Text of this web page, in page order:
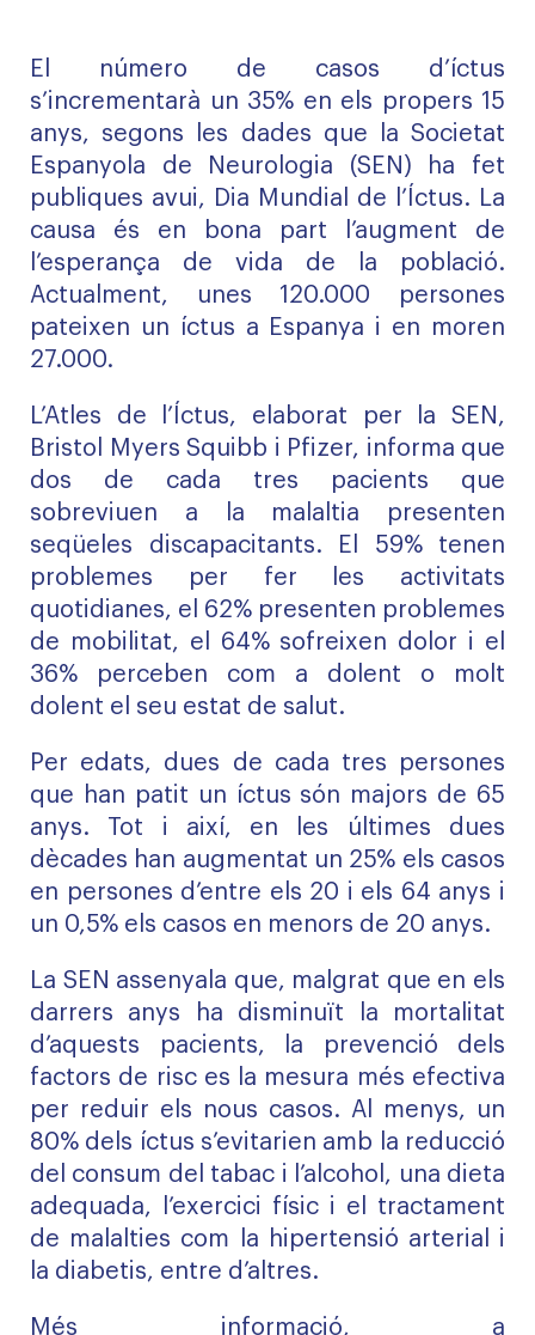
El número de casos d’íctus
s’incrementarà un 35% en els propers 15
anys, segons les dades que la Societat
Espanyola de Neurologia (SEN) ha fet
publiques avui, Dia Mundial de l’Íctus. La
causa és en bona part l’augment de
l’esperança de vida de la població.
Actualment, unes 120.000 persones
pateixen un íctus a Espanya i en moren
27.000.
L’Atles de l’Íctus, elaborat per la SEN,
Bristol Myers Squibb i Pfizer, informa que
dos de cada tres pacients que
sobreviuen a la malaltia presenten
seqüeles discapacitants. El 59% tenen
problemes per fer les activitats
quotidianes, el 62% presenten problemes
de mobilitat, el 64% sofreixen dolor i el
36% perceben com a dolent o molt
dolent el seu estat de salut.
Per edats, dues de cada tres persones
que han patit un íctus són majors de 65
anys. Tot i així, en les últimes dues
dècades han augmentat un 25% els casos
en persones d’entre els 20 i els 64 anys i
un 0,5% els casos en menors de 20 anys.
La SEN assenyala que, malgrat que en els
darrers anys ha disminuït la mortalitat
d’aquests pacients, la prevenció dels
factors de risc es la mesura més efectiva
per reduir els nous casos. Al menys, un
80% dels íctus s’evitarien amb la reducció
del consum del tabac i l’alcohol, una dieta
adequada, l’exercici físic i el tractament
de malalties com la hipertensió arterial i
la diabetis, entre d’altres.
Més informació, a